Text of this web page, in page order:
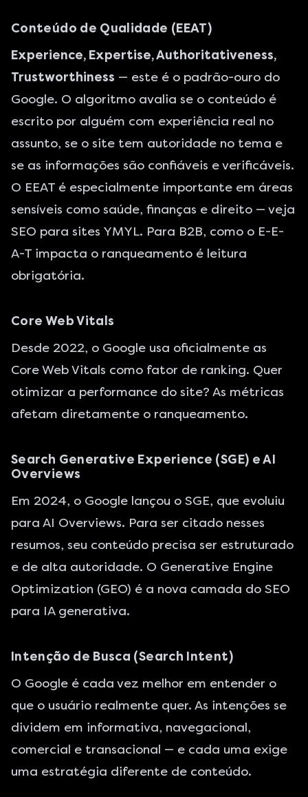
Conteúdo de Qualidade (EEAT)
Experience, Expertise, Authoritativeness,
Trustworthiness — este é o padrão-ouro do
Google. O algoritmo avalia se o conteúdo é
escrito por alguém com experiência real no
assunto, se o site tem autoridade no tema e
se as informações são confiáveis e verificáveis.
O EEAT é especialmente importante em áreas
sensíveis como saúde, finanças e direito — veja
SEO para sites YMYL. Para B2B, como o E-E-
A-T impacta o ranqueamento é leitura
obrigatória.
Core Web Vitals
Desde 2022, o Google usa oficialmente as
Core Web Vitals como fator de ranking. Quer
otimizar a performance do site? As métricas
afetam diretamente o ranqueamento.
Search Generative Experience (SGE) e AI
Overviews
Em 2024, o Google lançou o SGE, que evoluiu
para AI Overviews. Para ser citado nesses
resumos, seu conteúdo precisa ser estruturado
e de alta autoridade. O Generative Engine
Optimization (GEO) é a nova camada do SEO
para IA generativa.
Intenção de Busca (Search Intent)
O Google é cada vez melhor em entender o
que o usuário realmente quer. As intenções se
dividem em informativa, navegacional,
comercial e transacional — e cada uma exige
uma estratégia diferente de conteúdo.